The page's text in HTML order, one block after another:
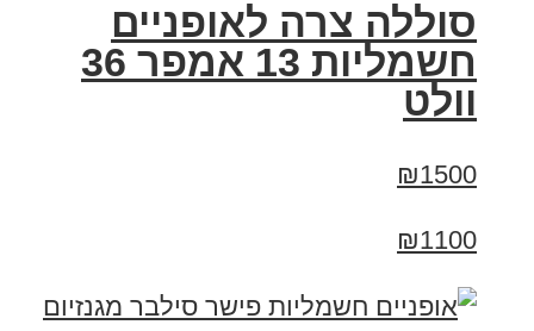
סוללה צרה לאופניים
חשמליות 13 אמפר 36
וולט
₪1500
₪1100